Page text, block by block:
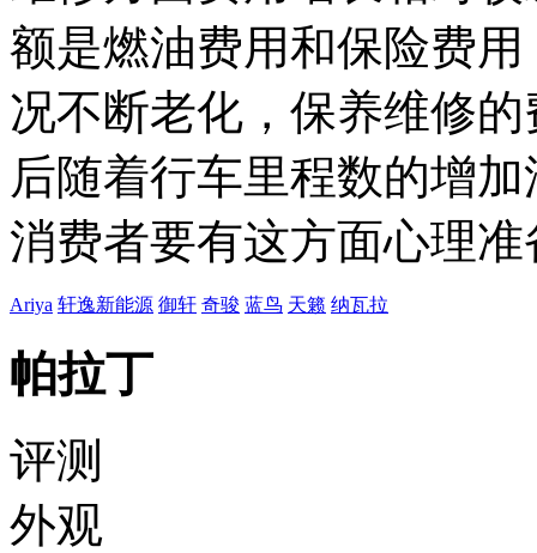
额是燃油费用和保险费
况不断老化，保养维修
后随着行车里程数的增
消费者要有这方面心理准
Ariya 轩逸新能源 御轩 奇骏 蓝鸟 天籁 纳瓦拉
帕拉丁
评测
外观